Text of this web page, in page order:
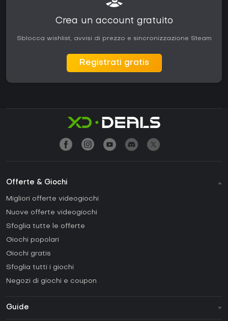
Crea un account gratuito
Sblocca wishlist, avvisi di prezzo e sincronizzazione Steam
Registrati gratis
Offerte & Giochi
Migliori offerte videogiochi
Nuove offerte videogiochi
Sfoglia tutte le offerte
Giochi popolari
Giochi gratis
Sfoglia tutti i giochi
Negozi di giochi e coupon
Guide